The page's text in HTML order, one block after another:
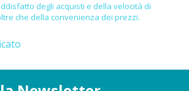
degli acquisti e della velocità di
che della convenienza dei prezzi.